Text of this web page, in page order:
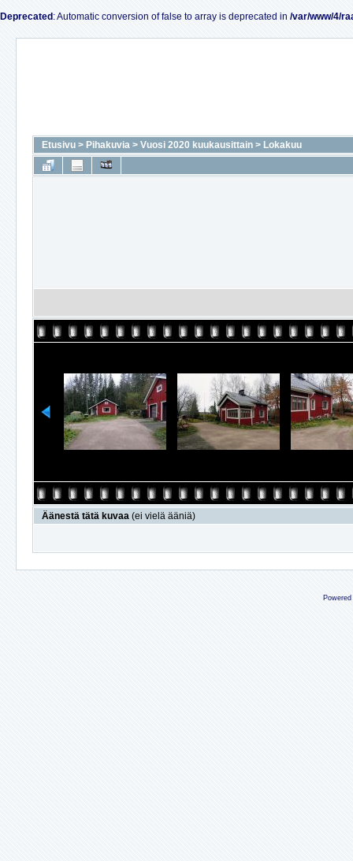
Deprecated : Automatic conversion of false to array is deprecated in /var/www/4/
Etusivu > Pihakuvia > Vuosi 2020 kuukausittain > Lokakuu
Äänestä tätä kuvaa (ei vielä ääniä)